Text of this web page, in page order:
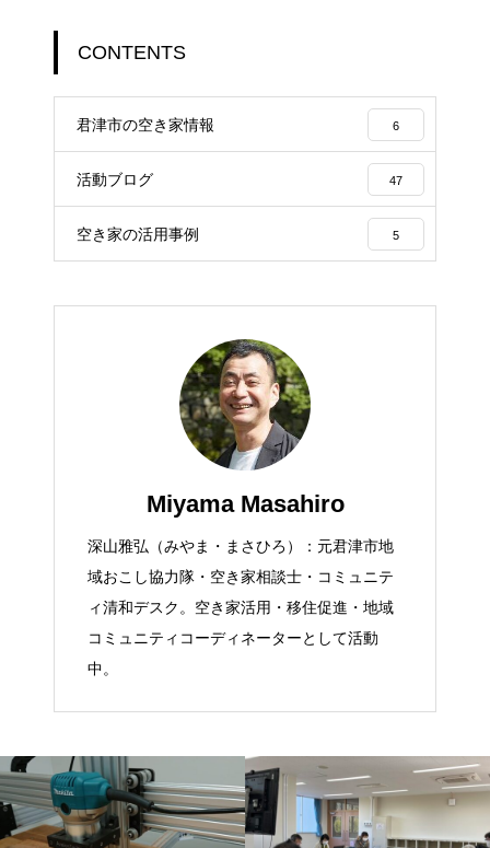
CONTENTS
君津市の空き家情報 6
活動ブログ 47
空き家の活用事例 5
Miyama Masahiro
深山雅弘（みやま・まさひろ）：元君津市地
域おこし協力隊・空き家相談士・コミュニテ
ィ清和デスク。空き家活用・移住促進・地域
コミュニティコーディネーターとして活動
中。